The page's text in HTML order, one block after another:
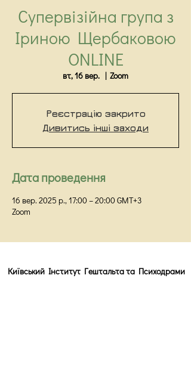
Супервізійна група з
Іриною Щербаковою
ONLINE
вт, 16 вер.
  |
Zoom
Реєстрацію закрито
Дивитись інші заходи
Дата проведення
16 вер. 2025 р., 17:00 – 20:00 GMT+3
Zoom
Київський Інститут Гештальта та Психодрами